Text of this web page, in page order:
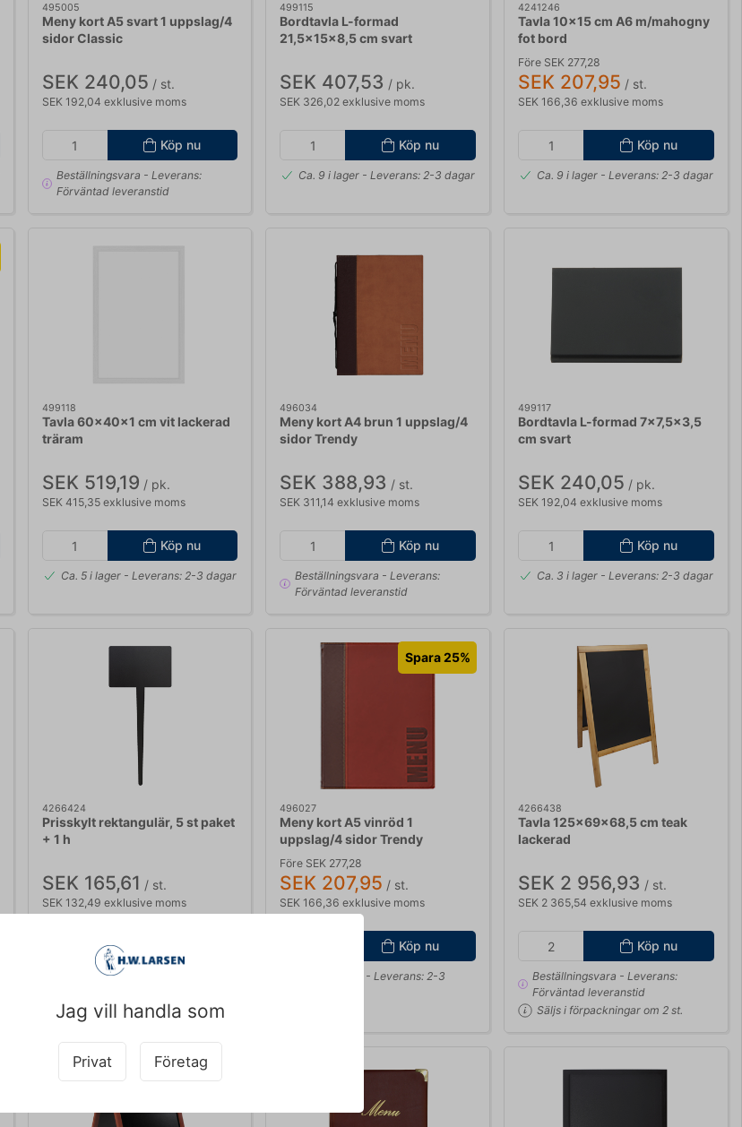
Jag vill handla som
Privat Företag
495005
Meny kort A5 svart 1 uppslag/4
sidor Classic
SEK 240,05 / st.
SEK 192,04 exklusive moms
Köp nu
Beställningsvara - Leverans:
Förväntad leveranstid
499115
Bordtavla L-formad
21,5x15x8,5 cm svart
SEK 407,53 / pk.
SEK 326,02 exklusive moms
Köp nu
Ca. 9 i lager - Leverans: 2-3 dagar
4241246
Tavla 10x15 cm A6 m/mahogny
fot bord
Före SEK 277,28
SEK 207,95 / st.
SEK 166,36 exklusive moms
Köp nu
Ca. 9 i lager - Leverans: 2-3 dagar
499118
Tavla 60x40x1 cm vit lackerad
träram
SEK 519,19 / pk.
SEK 415,35 exklusive moms
Köp nu
Ca. 5 i lager- Leverans: 2-3 dagar
496034
Meny kort A4 brun 1 uppslag/4
sidor Trendy
SEK 388,93 / st.
SEK 311,14 exklusive moms
Köp nu
Beställningsvara - Leverans:
Förväntad leveranstid
499117
Bordtavla L-formad 7x7,5x3,5
cm svart
SEK 240,05 / pk.
SEK 192,04 exklusive moms
Köp nu
Ca. 3 i lager - Leverans: 2-3 dagar
4266424
Prisskylt rektangulär, 5 st paket
+ 1 h
SEK 165,61 / st.
SEK 132,49 exklusive moms
Ca. 9 i lager- Leverans: 2-3 dagar
Spara 25%
496027
Meny kort A5 vinröd 1
uppslag/4 sidor Trendy
Före SEK 277,28
SEK 207,95 / st.
SEK 166,36 exklusive moms
Köp nu
- Leverans: 2-3
4266438
Tavla 125x69x68,5 cm teak
lackerad
SEK 2 956,93 / st.
SEK 2 365,54 exklusive moms
Köp nu
Beställningsvara - Leverans:
Förväntad leveranstid
Säljs i förpackningar om 2 st.